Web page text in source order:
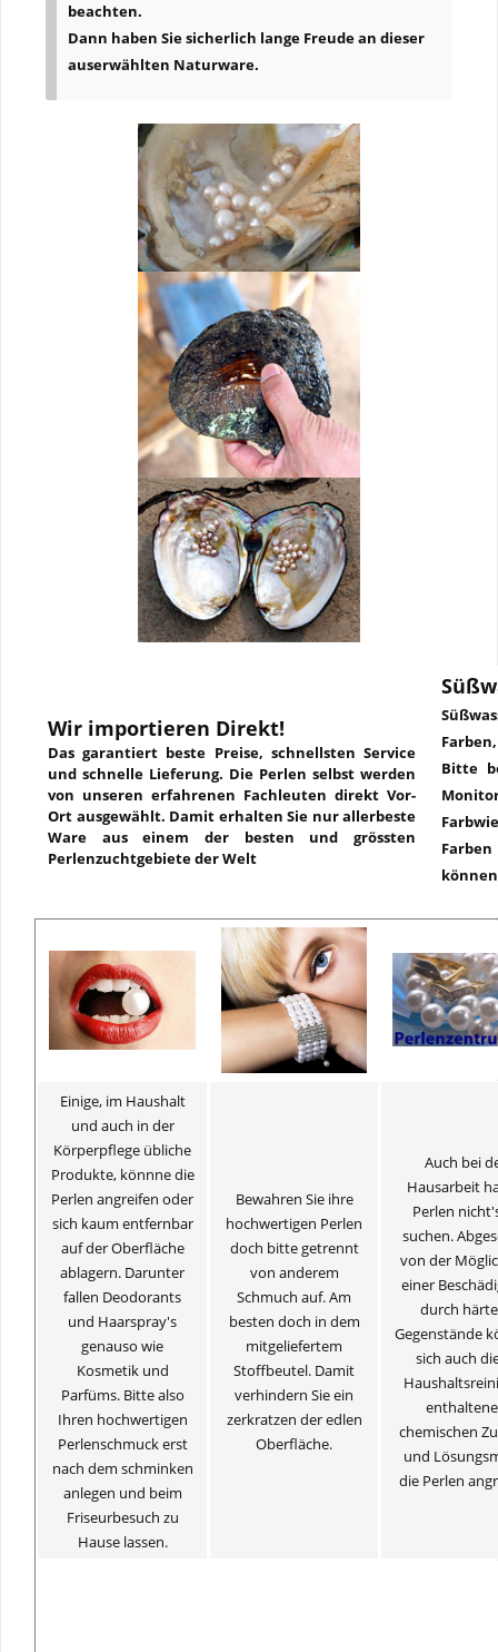
beachten.
Dann haben Sie sicherlich lange Freude an dieser
auserwählten Naturware.
Wir importieren Direkt!
Das garantiert beste Preise, schnellsten Service
und schnelle Lieferung. Die Perlen selbst werden
von unseren erfahrenen Fachleuten direkt Vor-
Ort ausgewählt. Damit erhalten Sie nur allerbeste
Ware aus einem der besten und grössten
Perlenzuchtgebiete der Welt
Bitte
Einige, im Haushalt
und auch in der
Körperpflege übliche
Produkte, könnne die
Perlen angreifen oder
sich kaum entfernbar
auf der Oberfläche
ablagern. Darunter
fallen Deodorants
und Haarspray's
genauso wie
Kosmetik und
Parfüms. Bitte also
Ihren hochwertigen
Perlenschmuck erst
nach dem schminken
anlegen und beim
Friseurbesuch zu
Hause lassen.
Bewahren Sie ihre
hochwertigen Perlen
doch bitte getrennt
von anderem
Schmuch auf. Am
besten doch in dem
mitgeliefertem
Stoffbeutel. Damit
verhindern Sie ein
zerkratzen der edlen
Oberfläche.
Auch bei
Hausarbeit
Perlen
suchen.
von der
einer
durch
Gegenstände
sich auch
chemischen
und
die Perlen